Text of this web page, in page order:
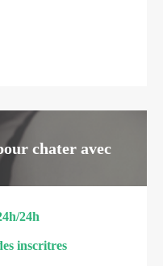
chater avec
24h
inscritres